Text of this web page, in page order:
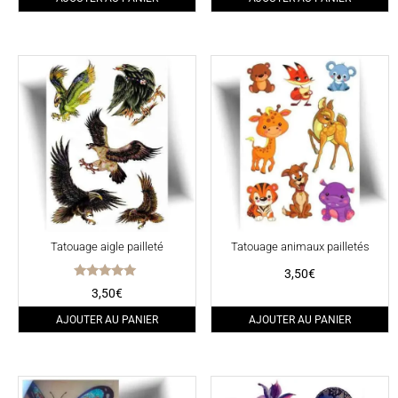
3,50€.3,00€.
Tatouage aigle pailleté
Note
5.00
sur 5
3,50€
AJOUTER AU PANIER
Tatouage animaux pailletés
3,50€
AJOUTER AU PANIER